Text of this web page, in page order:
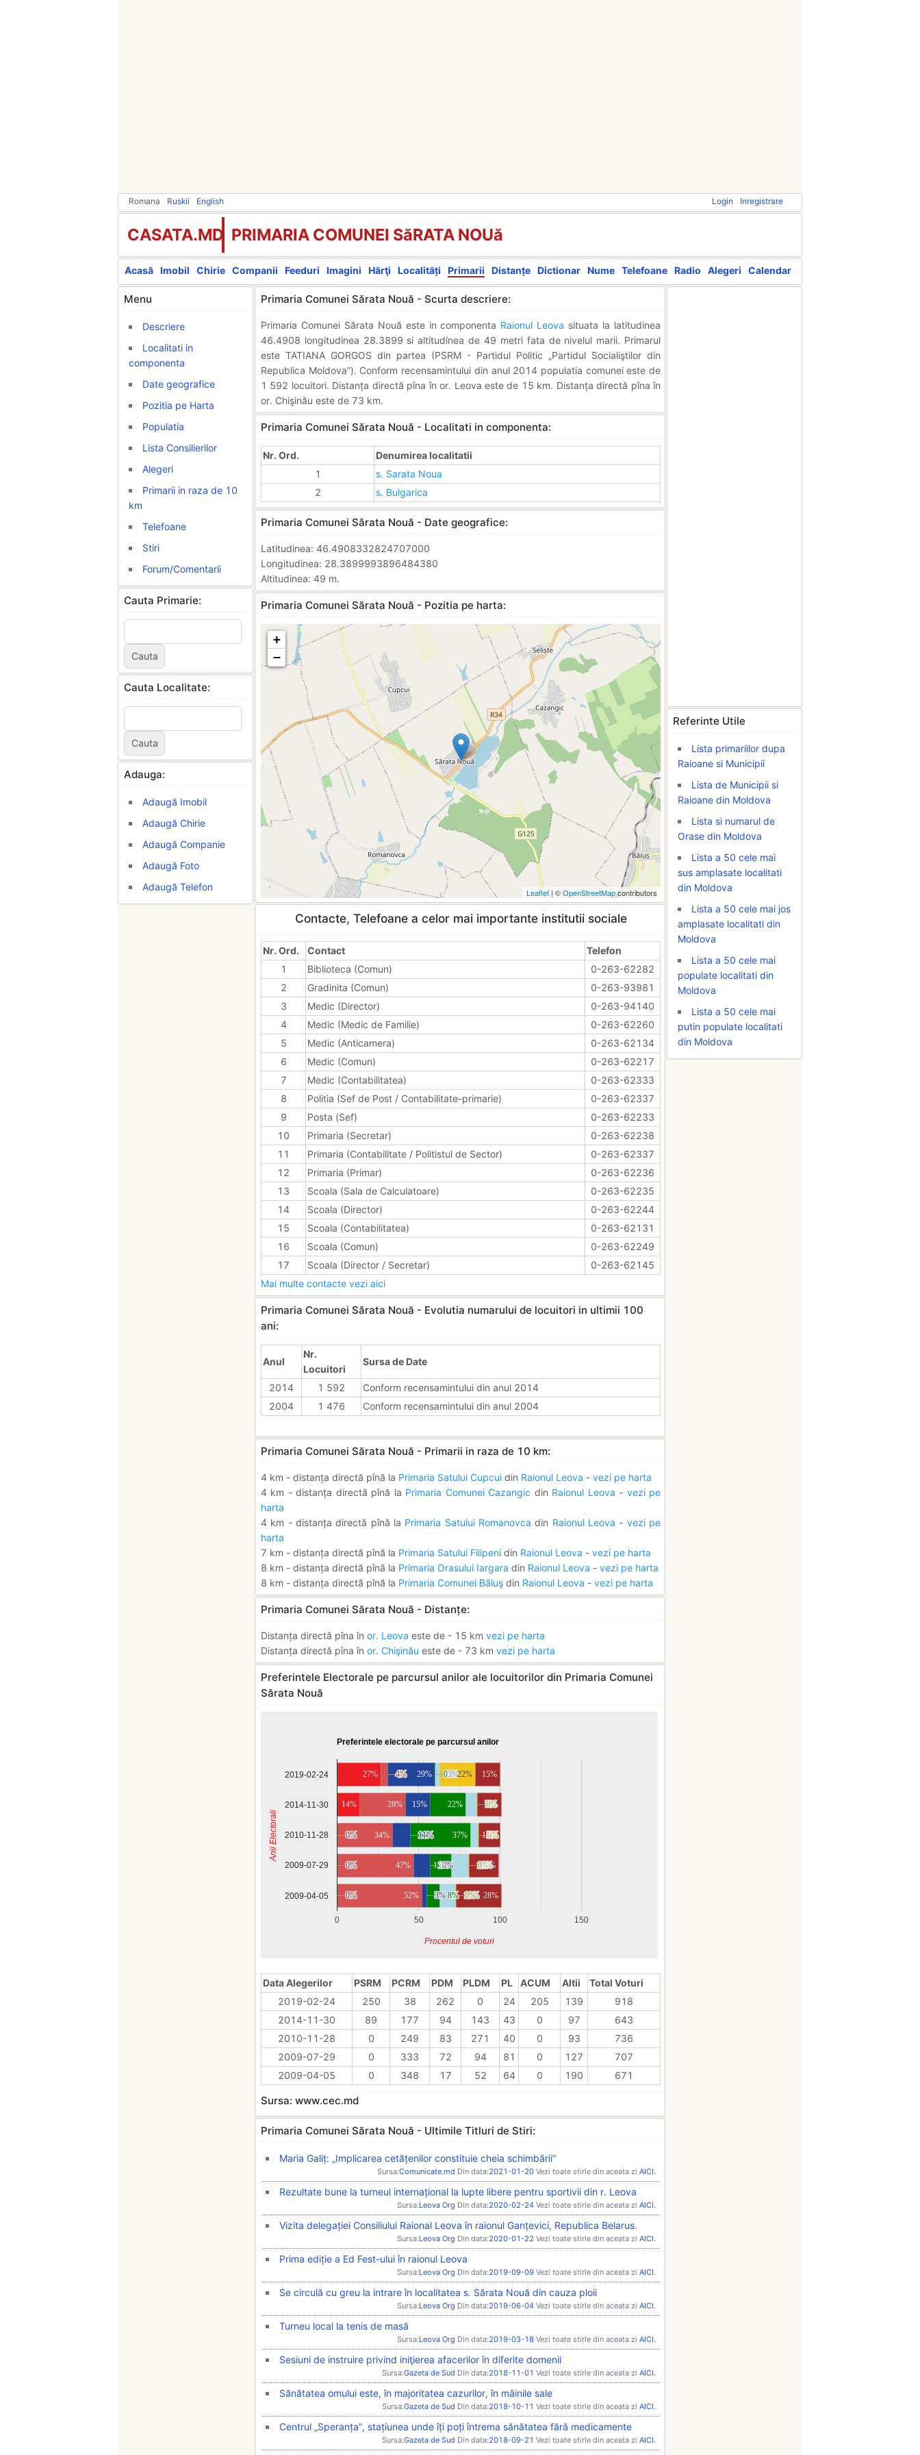
Romana Ruskii English Login Inregistrare
CASATA.MD PRIMARIA COMUNEI SăRATA NOUă
Acasă Imobil Chirie Companii Feeduri Imagini Hărţi Localități Primarii Distanțe Dictionar Nume Telefoane Radio Alegeri Calendar
Menu
Descriere
Localitati in
componenta
Date geografice
Pozitia pe Harta
Populatia
Lista Consilierilor
Alegeri
Primarii in raza de 10
km
Telefoane
Stiri
Forum/Comentarii
Cauta Primarie:
Cauta Localitate:
Adauga:
Adaugă Imobil
Adaugă Chirie
Adaugă Companie
Adaugă Foto
Adaugă Telefon
Primaria Comunei Sărata Nouă - Scurta descriere:
Primaria Comunei Sărata Nouă este in componenta Raionul Leova situata la latitudinea
46.4908 longitudinea 28.3899 si altitudinea de 49 metri fata de nivelul marii. Primarul
este TATIANA GORGOS din partea (PSRM - Partidul Politic „Partidul Socialiştilor din
Republica Moldova”). Conform recensamintului din anul 2014 populatia comunei este de
1 592 locuitori. Distanța directă pîna în or. Leova este de 15 km. Distanța directă pîna în
or. Chişinău este de 73 km.
Primaria Comunei Sărata Nouă - Localitati in componenta:
Nr. Ord.
Denumirea localitatii
1
s. Sarata Noua
2
s. Bulgarica
Primaria Comunei Sărata Nouă - Date geografice:
Latitudinea: 46.4908332824707000
Longitudinea: 28.3899993896484380
Altitudinea: 49 m.
Primaria Comunei Sărata Nouă - Pozitia pe harta:
+
−
Leaflet | ©OpenStreetMapcontributors
Contacte, Telefoane a celor mai importante institutii sociale
Nr. Ord. Contact
Telefon
1
Biblioteca (Comun)
0-263-62282
2
Gradinita (Comun)
0-263-93981
3
Medic (Director)
0-263-94140
4
Medic (Medic de Familie)
0-263-62260
5
Medic (Anticamera)
0-263-62134
6
Medic (Comun)
0-263-62217
7
Medic (Contabilitatea)
0-263-62333
8
Politia (Sef de Post / Contabilitate-primarie)
0-263-62337
9
Posta (Sef)
0-263-62233
10
Primaria (Secretar)
0-263-62238
11
Primaria (Contabilitate / Politistul de Sector)
0-263-62337
12
Primaria (Primar)
0-263-62236
13
Scoala (Sala de Calculatoare)
0-263-62235
14
Scoala (Director)
0-263-62244
15
Scoala (Contabilitatea)
0-263-62131
16
Scoala (Comun)
0-263-62249
17
Scoala (Director / Secretar)
0-263-62145
Mai multe contacte vezi aici
Primaria Comunei Sărata Nouă - Evolutia numarului de locuitori in ultimii 100
ani:
Anul
Nr.
Locuitori
Sursa de Date
2014 1 592
Conform recensamintului din anul 2014
2004
1 476 Conform recensamintului din anul 2004
Primaria Comunei Sărata Nouă - Primarii in raza de 10 km:
4 km - distanța directă pînă la Primaria Satului Cupcui din Raionul Leova - vezi pe harta
4 km - distanța directă pînă la Primaria Comunei Cazangic din Raionul Leova - vezi pe
harta
4 km - distanța directă pînă la Primaria Satului Romanovca din Raionul Leova - vezi pe
harta
7 km - distanța directă pînă la Primaria Satului Filipeni din Raionul Leova - vezi pe harta
8 km - distanța directă pînă la Primaria Orasului Iargara din Raionul Leova - vezi pe harta
8 km - distanța directă pînă la Primaria Comunei Băiuş din Raionul Leova - vezi pe harta
Primaria Comunei Sărata Nouă - Distanțe:
Distanța directă pîna în or. Leova este de - 15 km vezi pe harta
Distanța directă pîna în or. Chişinău este de - 73 km vezi pe harta
Preferintele Electorale pe parcursul anilor ale locuitorilor din Primaria Comunei
Sărata Nouă
Preferintele electorale pe parcursul anilor
0 50 100 150
2019-02-24
2014-11-30
2010-11-28
2009-07-29
2009-04-05
27%
14%
0%
0%
0%
0%
0%
0%
4%
4%
28%
34%
47%
52%
29%
15%
11%
11%
10%
10%
3%
3%
0%
0%
22%
37%
13%
8%
8%
3%
3%
7%
7%
5%
5%
11%
11%
10%
10%
22%
0%
0%
0%
0%
0%
0%
0%
0%
15%
15%
13%
18%
28%
Procentul de voturi
Anii Electorali
Data Alegerilor PSRM PCRM PDM PLDM PL ACUM Altii
Total Voturi
2019-02-24
250 38 262 0 24 205 139
918
2014-11-30
89 177 94 143 43 0 97
643
2010-11-28
0 249 83 271 40 0 93
736
2009-07-29
0 333 72 94 81 0 127
707
2009-04-05
0 348 17 52 64 0 190 671
Sursa: www.cec.md
Primaria Comunei Sărata Nouă - Ultimile Titluri de Stiri:
Maria Galiț: „Implicarea cetățenilor constituie cheia schimbării”
Sursa:Comunicate.md Din data:2021-01-20 Vezi toate stirle din aceata zi AICI.
Rezultate bune la turneul internațional la lupte libere pentru sportivii din r. Leova
Sursa:Leova Org Din data:2020-02-24 Vezi toate stirle din aceata zi AICI.
Vizita delegației Consiliului Raional Leova în raionul Ganțevici, Republica Belarus.
Sursa:Leova Org Din data:2020-01-22 Vezi toate stirle din aceata zi AICI.
Prima ediție a Ed Fest-ului în raionul Leova
Sursa:Leova Org Din data:2019-09-09 Vezi toate stirle din aceata zi AICI.
Se circulă cu greu la intrare în localitatea s. Sărata Nouă din cauza ploii
Sursa:Leova Org Din data:2019-06-04 Vezi toate stirle din aceata zi AICI.
Turneu local la tenis de masă
Sursa:Leova Org Din data:2019-03-18 Vezi toate stirle din aceata zi AICI.
Sesiuni de instruire privind iniţierea afacerilor în diferite domenii
Sursa:Gazeta de Sud Din data:2018-11-01 Vezi toate stirle din aceata zi AICI.
Sănătatea omului este, în majoritatea cazurilor, în mâinile sale
Sursa:Gazeta de Sud Din data:2018-10-11 Vezi toate stirle din aceata zi AICI.
Centrul „Speranța”, stațiunea unde îți poți întrema sănătatea fără medicamente
Sursa:Gazeta de Sud Din data:2018-09-21 Vezi toate stirle din aceata zi AICI.
Referinte Utile
Lista primariilor dupa
Raioane si Municipii
Lista de Municipii si
Raioane din Moldova
Lista si numarul de
Orase din Moldova
Lista a 50 cele mai
sus amplasate localitati
din Moldova
Lista a 50 cele mai jos
amplasate localitati din
Moldova
Lista a 50 cele mai
populate localitati din
Moldova
Lista a 50 cele mai
putin populate localitati
din Moldova